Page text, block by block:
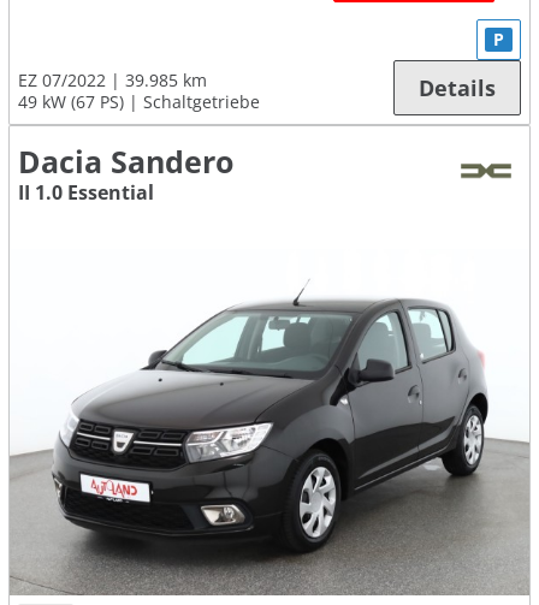
EZ 07/2022
39.985 km
49 kW (67 PS)
Schaltgetriebe
P
Details
Dacia Sandero
II 1.0 Essential